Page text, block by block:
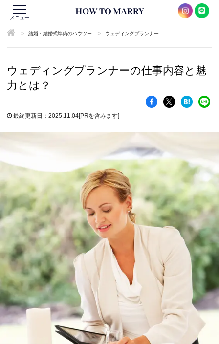
メニュー
> 結婚・結婚式準備のハウツー > ウェディングプランナー
ウェディングプランナーの仕事内容と魅
力とは？
最終更新日：2025.11.04[PRを含みます]